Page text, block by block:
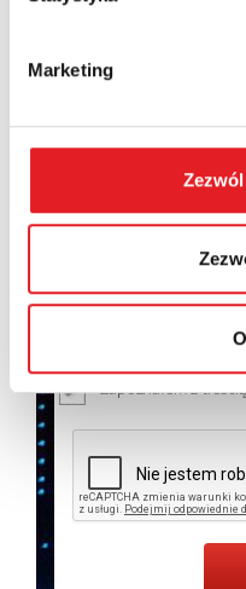
Marketing
Treść: *
Wyrażam zgodę na
osobowych przez
temat
Zapoznałem z